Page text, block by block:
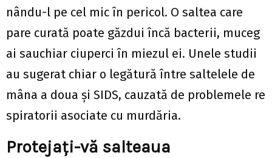
nându-l pe cel mic în pericol. O saltea care
pare curată poate găzdui încă bacterii, muceg
ai sauchiar ciuperci în miezul ei. Unele studii
au sugerat chiar o legătură între saltelele de
mâna a doua și SIDS, cauzată de problemele re
spiratorii asociate cu murdăria.
Protejați-vă salteaua